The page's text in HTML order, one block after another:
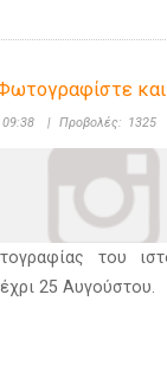
και
09:38 | Προβολές: 1325
του
25 Αυγούστου.